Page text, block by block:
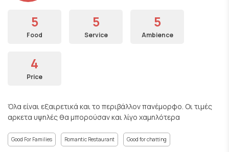
5
Food
5
Service
5
Ambience
4
Price
Όλα είναι εξαιρετικά και το περιβάλλον πανέμορφο. Οι τιμές
αρκετα υψηλές θα μπορούσαν και λίγο χαμηλότερα
Good For Families Romantic Restaurant Good for chatting